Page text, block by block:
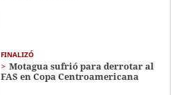
FINALIZÓ
Motagua sufrió para derrotar al
FAS en Copa Centroamericana